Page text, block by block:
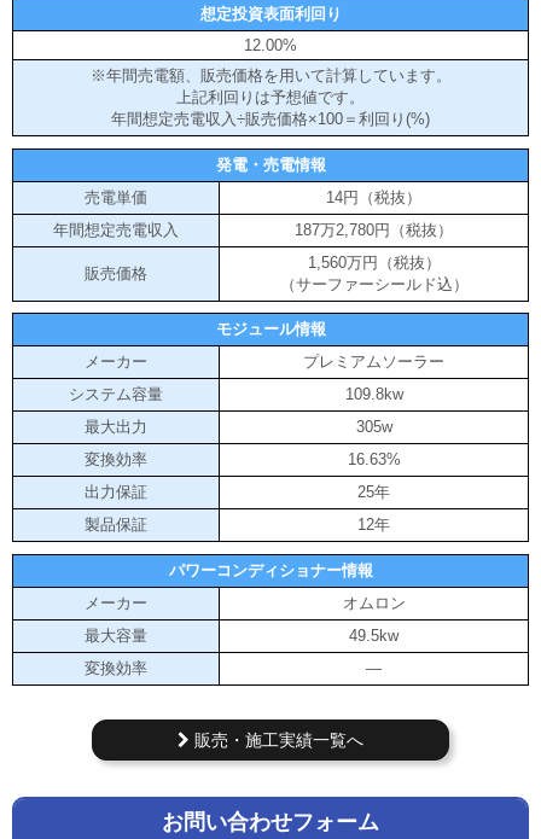
想定投資表面利回り
12.00%
※年間売電額、販売価格を用いて計算しています。
上記利回りは予想値です。
年間想定売電収入÷販売価格×100＝利回り(%)
発電・売電情報
売電単価
14円（税抜）
年間想定売電収入
187万2,780円（税抜）
販売価格
1,560万円（税抜）
（サーファーシールド込）
モジュール情報
メーカー
プレミアムソーラー
システム容量
109.8kw
最大出力
305w
変換効率
16.63%
出力保証
25年
製品保証
12年
パワーコンディショナー情報
メーカー
オムロン
最大容量
49.5kw
変換効率
―
販売・施工実績一覧へ
お問い合わせフォーム